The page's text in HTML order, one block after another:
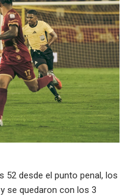
52 desde el punto penal, los
se quedaron con los 3